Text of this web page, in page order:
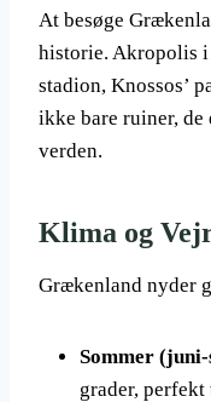
At besøge
historie. Akropolis
stadion, Knossos’
ikke bare ruiner, de
verden.
Klima og
Grækenland nyder
Sommer
grader,